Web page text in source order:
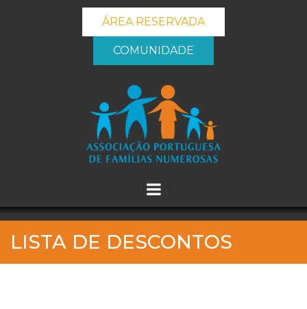
ÁREA RESERVADA
COMUNIDADE
_banner_me_
LISTA DE DESCONTOS